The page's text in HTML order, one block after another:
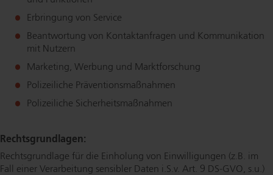
Erbringung von Service
Beantwortung von Kon­takt­an­fra­gen und Kommunikation
mit Nutzern
Marketing, Werbung und Markt­for­schung
Polizeiliche Prä­ven­ti­ons­maß­nah­men
Polizeiliche Si­cher­heits­maß­nah­men
Rechts­grund­la­gen:
Rechts­grund­la­ge für die Einholung von Ein­wil­li­gun­gen (z.B. im
Fall einer Verarbeitung sensibler Daten i.S.v. Art. 9 DS-GVO, s.u.)